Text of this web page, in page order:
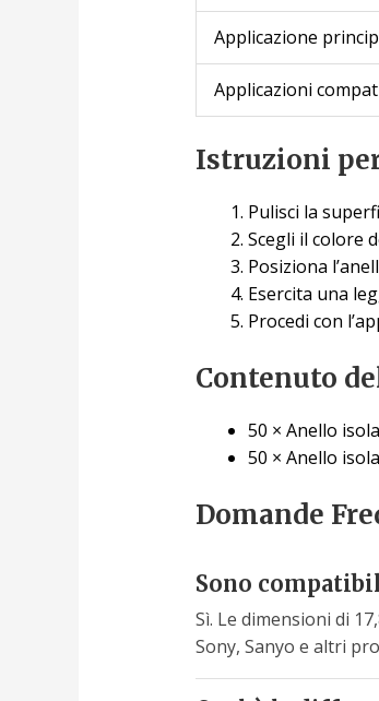
Applicazione
Applicazioni
Istruzioni
Pulisci la
Scegli il colore
Posiziona
Esercita una
Procedi con
Contenuto
50 × Anello
50 × Anello
Domande
Sono
Sì. Le dimensioni di
Sony, Sanyo e altri